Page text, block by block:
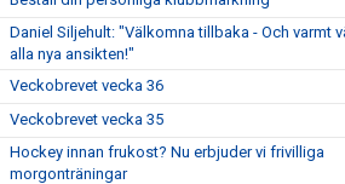
Daniel Siljehult: "Välkomna tillbaka - Och varmt
alla nya ansikten!"
Veckobrevet vecka 36
Veckobrevet vecka 35
Hockey innan frukost? Nu erbjuder vi frivilliga
morgonträningar